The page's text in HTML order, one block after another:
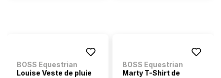
BOSS Equestrian
Louise Veste de pluie
BOSS Equestrian
Marty T-Shirt de